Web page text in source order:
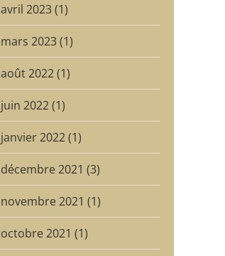
avril 2023 (1)
mars 2023 (1)
août 2022 (1)
juin 2022 (1)
janvier 2022 (1)
décembre 2021 (3)
novembre 2021 (1)
octobre 2021 (1)